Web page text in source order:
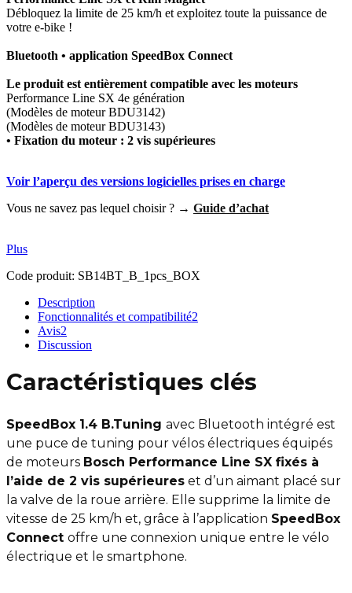
Débloquez la limite de 25 km/h et exploitez toute la puissance de
votre e-bike !
Bluetooth • application SpeedBox Connect
Le produit est entièrement compatible avec les moteurs
Performance Line SX 4e génération
(Modèles de moteur BDU3142)
(Modèles de moteur BDU3143)
• Fixation du moteur : 2 vis supérieures
Voir l’aperçu des versions logicielles prises en charge
Vous ne savez pas lequel choisir ? → Guide d’achat
Plus
Code produit: SB14BT_B_1pcs_BOX
Description
Fonctionnalités et compatibilité2
Avis2
Discussion
Caractéristiques clés
SpeedBox 1.4 B.Tuning avec Bluetooth intégré est
une puce de tuning pour vélos électriques équipés
de moteurs Bosch Performance Line SX fixés à
l’aide de 2 vis supérieures et d’un aimant placé sur
la valve de la roue arrière. Elle supprime la limite de
vitesse de 25 km/h et, grâce à l’application SpeedBox
Connect offre une connexion unique entre le vélo
électrique et le smartphone.